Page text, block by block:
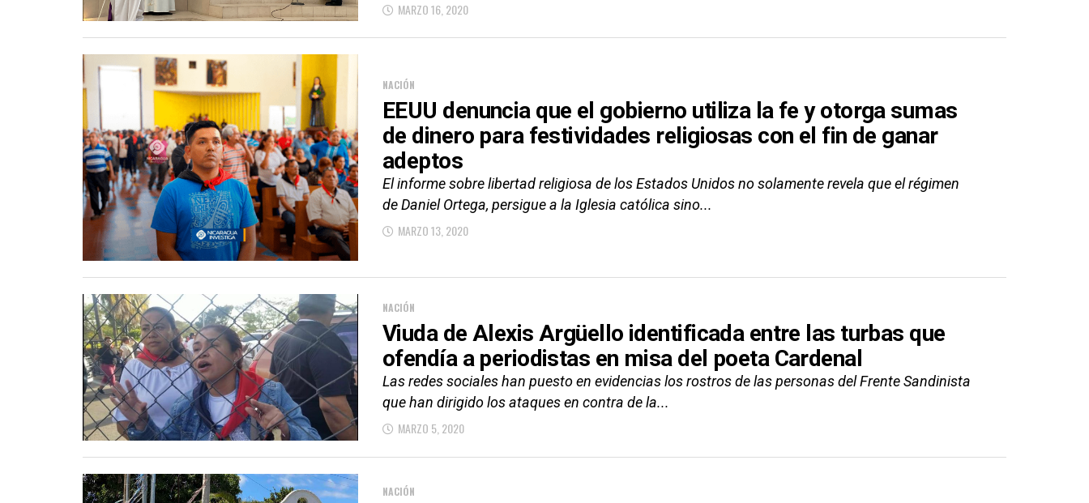
MARZO 16, 2020
NACIÓN
EEUU denuncia que el gobierno utiliza la fe y otorga sumas
de dinero para festividades religiosas con el fin de ganar
adeptos
El informe sobre libertad religiosa de los Estados Unidos no solamente revela que el régimen
de Daniel Ortega, persigue a la Iglesia católica sino...
MARZO 13, 2020
NACIÓN
Viuda de Alexis Argüello identificada entre las turbas que
ofendía a periodistas en misa del poeta Cardenal
Las redes sociales han puesto en evidencias los rostros de las personas del Frente Sandinista
que han dirigido los ataques en contra de la...
MARZO 5, 2020
NACIÓN